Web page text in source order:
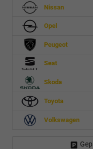
Nissan
Opel
Peugeot
Seat
Skoda
Toyota
Volkswagen